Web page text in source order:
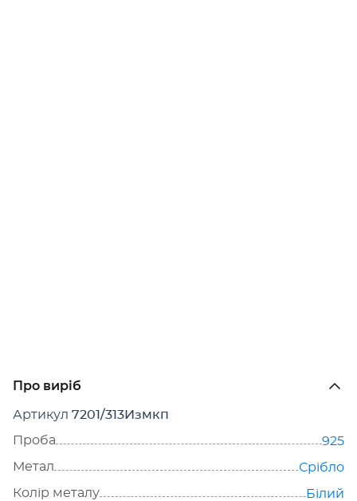
Про виріб
Артикул 7201/313Измкп
Проба
925
Метал
Срібло
Колір металу
Білий